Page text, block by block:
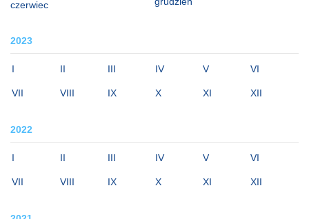
czerwiec
2023
I II III IV V VI
VII VIII IX X XI XII
2022
I II III IV V VI
VII VIII IX X XI XII